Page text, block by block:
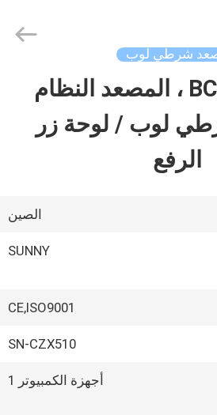
شرطي لوب
7 الجزء ، BCD ، المصعد النظام
لوب / لوحة زر
الرفع
الصين
SUNNY
CE,ISO9001
SN-CZX510
أجهزة الكمبيوتر 1